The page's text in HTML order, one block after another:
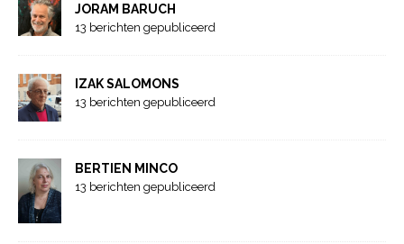
JORAM BARUCH
13 berichten gepubliceerd
IZAK SALOMONS
13 berichten gepubliceerd
BERTIEN MINCO
13 berichten gepubliceerd